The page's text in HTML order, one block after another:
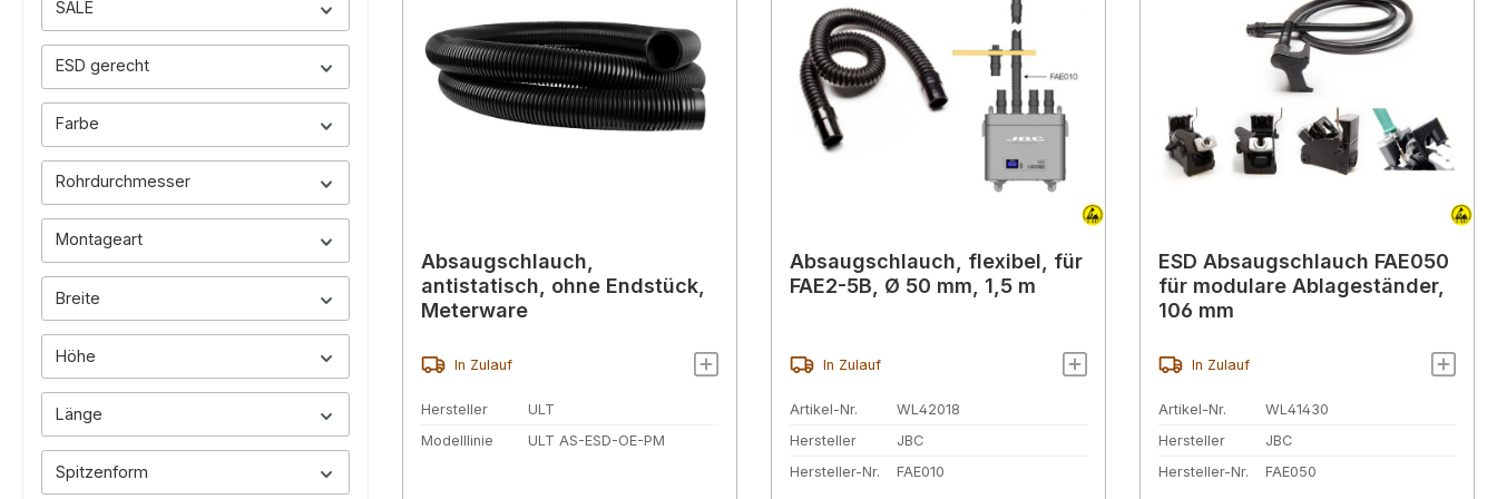
SALE
ESD gerecht
Farbe
Rohrdurchmesser
Montageart
Breite
Höhe
Länge
Spitzenform
Absaugschlauch,
antistatisch, ohne Endstück,
Meterware
In Zulauf
Hersteller
ULT
Modelllinie
ULT AS-ESD-OE-PM
Absaugschlauch, flexibel, für
FAE2-5B, Ø 50 mm, 1,5 m
In Zulauf
Artikel-Nr.
WL42018
Hersteller
JBC
Hersteller-Nr.
FAE010
ESD Absaugschlauch FAE050
für modulare Ablageständer,
106 mm
In Zulauf
Artikel-Nr.
WL41430
Hersteller
JBC
Hersteller-Nr.
FAE050